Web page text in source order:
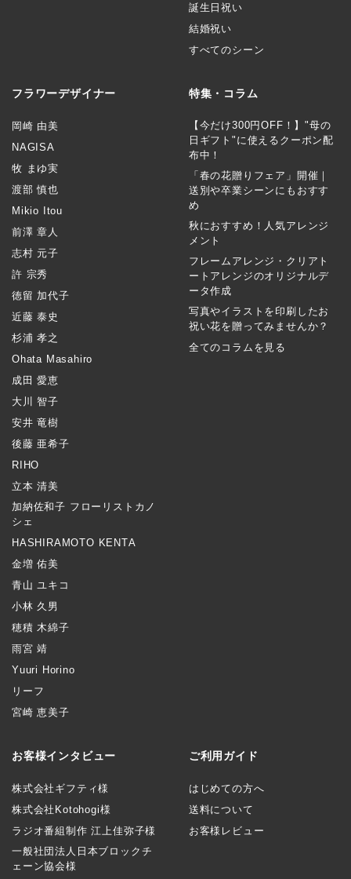
誕生日祝い
結婚祝い
すべてのシーン
フラワーデザイナー
岡崎 由美
NAGISA
牧 まゆ実
渡部 慎也
Mikio Itou
前澤 章人
志村 元子
許 宗秀
徳留 加代子
近藤 泰史
杉浦 孝之
Ohata Masahiro
成田 愛恵
大川 智子
安井 竜樹
後藤 亜希子
RIHO
立本 清美
加納佐和子 フローリストカノ
シェ
HASHIRAMOTO KENTA
金増 佑美
青山 ユキコ
小林 久男
穂積 木綿子
雨宮 靖
Yuuri Horino
リーフ
宮崎 恵美子
特集・コラム
【今だけ300円OFF！】"母の
日ギフト"に使えるクーポン配
布中！
「春の花贈りフェア」開催｜
送別や卒業シーンにもおすす
め
秋におすすめ！人気アレンジ
メント
フレームアレンジ・クリアト
ートアレンジのオリジナルデ
ータ作成
写真やイラストを印刷したお
祝い花を贈ってみませんか？
全てのコラムを見る
お客様インタビュー
株式会社ギフティ様
株式会社Kotohogi様
ラジオ番組制作 江上佳弥子様
一般社団法人日本ブロックチ
ェーン協会様
ご利用ガイド
はじめての方へ
送料について
お客様レビュー